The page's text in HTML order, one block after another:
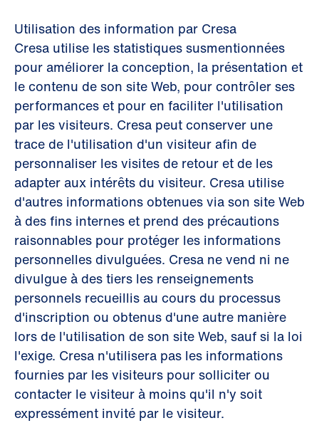
Utilisation des information par Cresa
Cresa utilise les statistiques susmentionnées
pour améliorer la conception, la présentation et
le contenu de son site Web, pour contrôler ses
performances et pour en faciliter l'utilisation
par les visiteurs. Cresa peut conserver une
trace de l'utilisation d'un visiteur afin de
personnaliser les visites de retour et de les
adapter aux intérêts du visiteur. Cresa utilise
d'autres informations obtenues via son site Web
à des fins internes et prend des précautions
raisonnables pour protéger les informations
personnelles divulguées. Cresa ne vend ni ne
divulgue à des tiers les renseignements
personnels recueillis au cours du processus
d'inscription ou obtenus d'une autre manière
lors de l'utilisation de son site Web, sauf si la loi
l'exige. Cresa n'utilisera pas les informations
fournies par les visiteurs pour solliciter ou
contacter le visiteur à moins qu'il n'y soit
expressément invité par le visiteur.